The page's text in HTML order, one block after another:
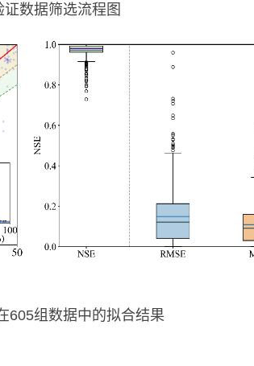
证数据筛选流程图
605组数据中的拟合结果